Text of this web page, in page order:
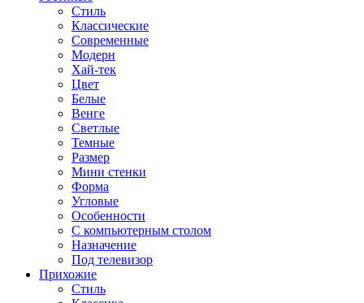
Стиль
Классические
Современные
Модерн
Хай-тек
Цвет
Белые
Венге
Светлые
Темные
Размер
Мини стенки
Форма
Угловые
Особенности
С компьютерным столом
Назначение
Под телевизор
Прихожие
Стиль